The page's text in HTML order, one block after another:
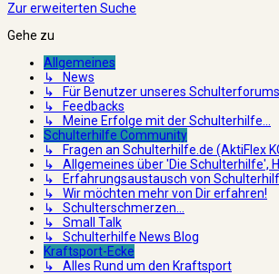
Zur erweiterten Suche
Gehe zu
Allgemeines
↳ News
↳ Für Benutzer unseres Schulterforums
↳ Feedbacks
↳ Meine Erfolge mit der Schulterhilfe...
Schulterhilfe Community
↳ Fragen an Schulterhilfe.de (AktiFlex
↳ Allgemeines über 'Die Schulterhilfe',
↳ Erfahrungsaustausch von
↳ Wir möchten mehr von Dir erfahren!
↳ Schulterschmerzen...
↳ Small Talk
↳ Schulterhilfe News Blog
Kraftsport-Ecke
↳ Alles Rund um den Kraftsport